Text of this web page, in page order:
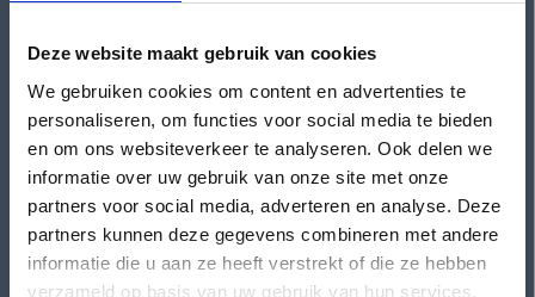
Deze website maakt gebruik van cookies
We gebruiken cookies om content en advertenties te
personaliseren, om functies voor social media te bieden
en om ons websiteverkeer te analyseren. Ook delen we
informatie over uw gebruik van onze site met onze
partners voor social media, adverteren en analyse. Deze
partners kunnen deze gegevens combineren met andere
informatie die u aan ze heeft verstrekt of die ze hebben
verzameld op basis van uw gebruik van hun services.
Dinsdag
08:00 - 12:30 & 13:00 - 17:00
Woensdag
08:00 - 12:30 & 13:00 - 17:00
Donderdag
08:00 - 12:30 & 13:00 - 17:00
Vrijdag
08:00 - 12:30 & 13:00 - 17:00
Zaterdag
08:00 - 12:30 & 13:00 - 17:00
Zondag
Gesloten
Showroom occasions